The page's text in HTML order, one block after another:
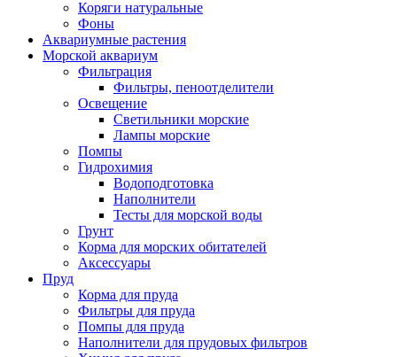
Коряги натуральные
Фоны
Аквариумные растения
Морской аквариум
Фильтрация
Фильтры, пеноотделители
Освещение
Светильники морские
Лампы морские
Помпы
Гидрохимия
Водоподготовка
Наполнители
Тесты для морской воды
Грунт
Корма для морских обитателей
Аксессуары
Пруд
Корма для пруда
Фильтры для пруда
Помпы для пруда
Наполнители для прудовых фильтров